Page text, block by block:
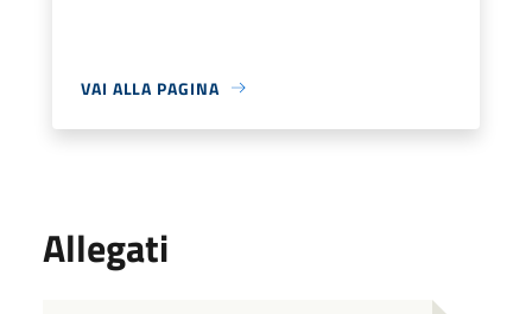
VAI ALLA PAGINA
Allegati